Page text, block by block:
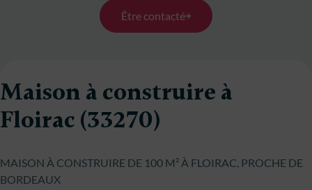
Être contacté
Maison à construire à
Floirac (33270)
MAISON À CONSTRUIRE DE 100 M² À FLOIRAC, PROCHE DE
BORDEAUX